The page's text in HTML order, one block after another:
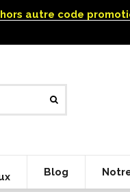
autre code
Blog